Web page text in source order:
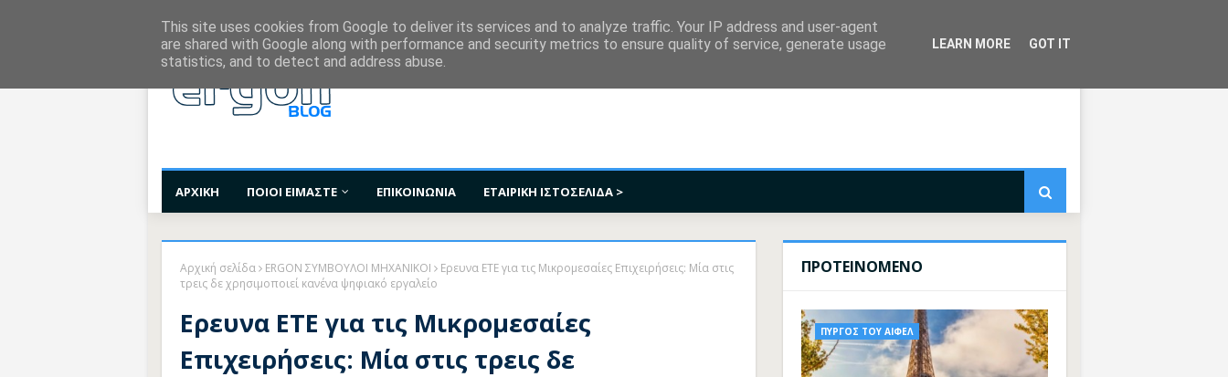
ΑΡΧΙΚΗ ΠΟΙΟΙ ΕΙΜΑΣΤΕ ΕΠΙΚΟΙΝΩΝΙΑ ΕΤΑΙΡΙΚΗ ΙΣΤΟΣΕΛΙΔΑ >
Αρχική σελίδα ERGON ΣΥΜΒΟΥΛΟΙ ΜΗΧΑΝΙΚΟΙ
Ερευνα ΕΤΕ για τις Μικρομεσαίες Επιχειρήσεις: Μία στις
τρεις δε χρησιμοποιεί κανένα ψηφιακό εργαλείο
Ερευνα ΕΤΕ για τις Μικρομεσαίες
Επιχειρήσεις: Μία στις τρεις δε
ΠΡΟΤΕΙΝΟΜΕΝΟ
ΠΥΡΓΟΣ ΤΟΥ ΑΙΦΕΛ
This site uses cookies from Google to deliver its services and to analyze traffic. Your IP address and user-agent
are shared with Google along with performance and security metrics to ensure quality of service, generate usage
statistics, and to detect and address abuse.
LEARN MORE GOT IT